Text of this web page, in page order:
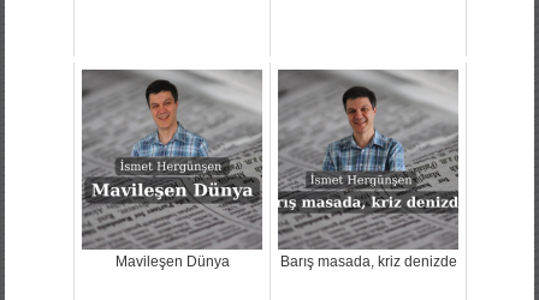
Mavileşen Dünya Barış masada, kriz denizde